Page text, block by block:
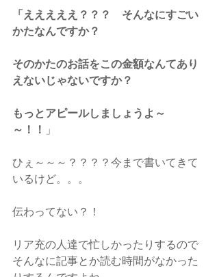
「えええええ？？？　そんなにすごい
かたなんですか？
そのかたのお話をこの金額なんてあり
えないじゃないですか？
もっとアピールしましょうよ～
～！！ 」
ひぇ～～～？？？？今まで書いてきて
いるけど。。。
伝わってない？！
リア充の人達で忙しかったりするので
そんなに記事とか読む時間がなかった